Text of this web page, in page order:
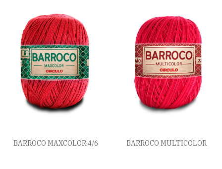
BARROCO MAXCOLOR 4/6 BARROCO MULTICOLOR